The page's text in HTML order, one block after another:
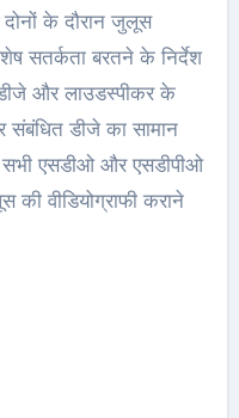
के दौरान जुलूस
सतर्कता बरतने के निर्देश
और लाउडस्पीकर के
संबंधित डीजे का सामान
सभी एसडीओ और एसडीपीओ
वीडियोग्राफी कराने